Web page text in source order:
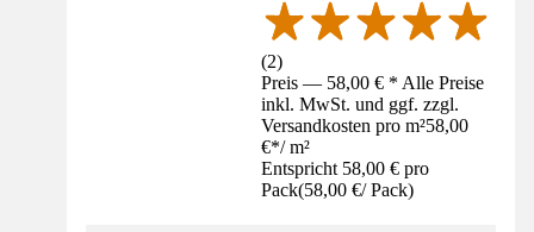
(2)
Preis — 58,00 € * Alle Preise
inkl. MwSt. und ggf. zzgl.
Versandkosten pro m²58,00
€*/ m²
Entspricht 58,00 € pro
Pack(58,00 €/ Pack)